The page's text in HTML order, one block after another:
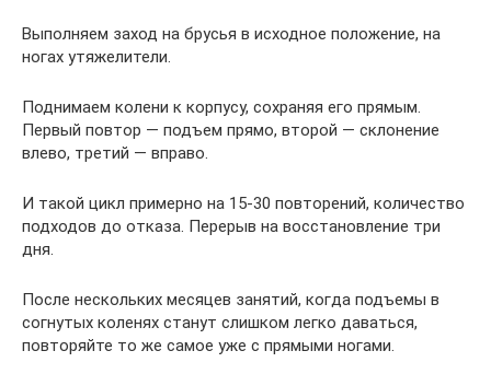
Выполняем заход на брусья в исходное положение, на
ногах утяжелители.
Поднимаем колени к корпусу, сохраняя его прямым.
Первый повтор — подъем прямо, второй — склонение
влево, третий — вправо.
И такой цикл примерно на 15-30 повторений, количество
подходов до отказа. Перерыв на восстановление три
дня.
После нескольких месяцев занятий, когда подъемы в
согнутых коленях станут слишком легко даваться,
повторяйте то же самое уже с прямыми ногами.